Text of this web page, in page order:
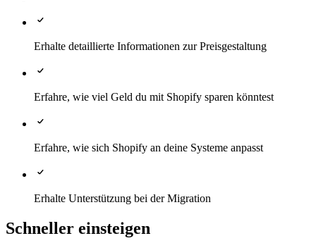
Erhalte detaillierte Informationen zur Preisgestaltung
Erfahre, wie viel Geld du mit Shopify sparen könntest
Erfahre, wie sich Shopify an deine Systeme anpasst
Erhalte Unterstützung bei der Migration
Schneller einsteigen